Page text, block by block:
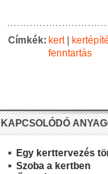
Címkék: kert|
fenntartás
KAPCSOLÓDÓ
Egy kerttervezés
Szoba a kertben